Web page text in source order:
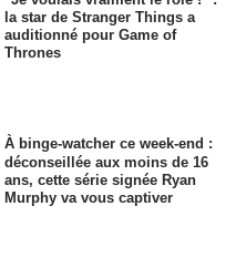
la star de Stranger Things a
auditionné pour Game of
Thrones
À binge-watcher ce week-end :
déconseillée aux moins de 16
ans, cette série signée Ryan
Murphy va vous captiver